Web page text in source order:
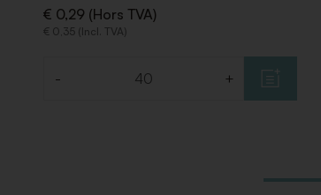
€ 0,29 (Hors TVA)
€ 0,35 (Incl. TVA)
- +